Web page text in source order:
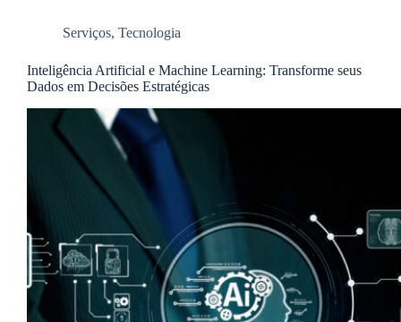
Serviços, Tecnologia
Inteligência Artificial e Machine Learning: Transforme seus
Dados em Decisões Estratégicas